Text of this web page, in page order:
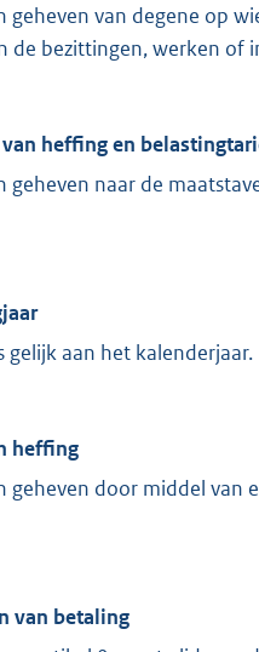
geheven van degene op
de bezittingen, werken of
heffing en
geheven naar de
gelijk aan het kalenderjaar.
heffing
geheven door middel van
van betaling